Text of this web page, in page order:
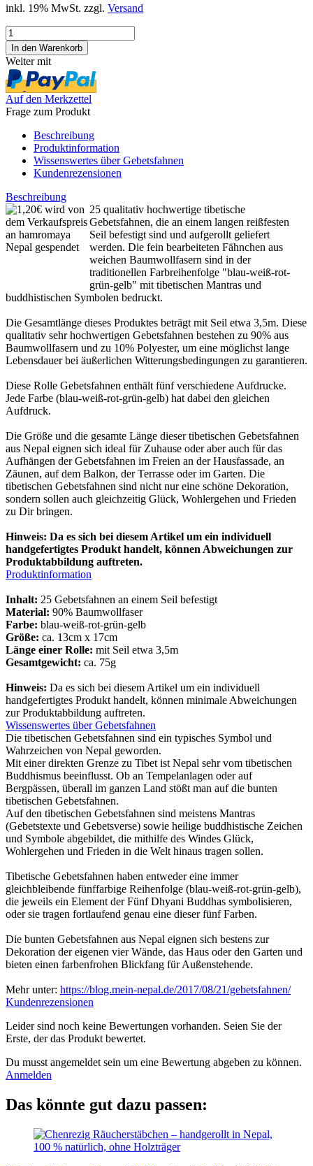
inkl. 19% MwSt. zzgl. Versand
Weiter mit
Auf den Merkzettel
Frage zum Produkt
Beschreibung
Produktinformation
Wissenswertes über Gebetsfahnen
Kundenrezensionen
Beschreibung
25 qualitativ hochwertige tibetische
Gebetsfahnen, die an einem langen reißfesten
Seil befestigt sind und aufgerollt geliefert
werden. Die fein bearbeiteten Fähnchen aus
weichen Baumwollfasern sind in der
traditionellen Farbreihenfolge "blau-weiß-rot-
grün-gelb" mit tibetischen Mantras und
buddhistischen Symbolen bedruckt.
Die Gesamtlänge dieses Produktes beträgt mit Seil etwa 3,5m. Diese
qualitativ sehr hochwertigen Gebetsfahnen bestehen zu 90% aus
Baumwollfasern und zu 10% Polyester, um eine möglichst lange
Lebensdauer bei äußerlichen Witterungsbedingungen zu garantieren.
Diese Rolle Gebetsfahnen enthält fünf verschiedene Aufdrucke.
Jede Farbe (blau-weiß-rot-grün-gelb) hat dabei den gleichen
Aufdruck.
Die Größe und die gesamte Länge dieser tibetischen Gebetsfahnen
aus Nepal eignen sich ideal für Zuhause oder aber auch für das
Aufhängen der Gebetsfahnen im Freien an der Hausfassade, an
Zäunen, auf dem Balkon, der Terrasse oder im Garten. Die
tibetischen Gebetsfahnen sind nicht nur eine schöne Dekoration,
sondern sollen auch gleichzeitig Glück, Wohlergehen und Frieden
zu Dir bringen.
Hinweis: Da es sich bei diesem Artikel um ein individuell
handgefertigtes Produkt handelt, können Abweichungen zur
Produktabbildung auftreten.
Produktinformation
Inhalt: 25 Gebetsfahnen an einem Seil befestigt
Material: 90% Baumwollfaser
Farbe: blau-weiß-rot-grün-gelb
Größe: ca. 13cm x 17cm
Länge einer Rolle: mit Seil etwa 3,5m
Gesamtgewicht: ca. 75g
Hinweis: Da es sich bei diesem Artikel um ein individuell
handgefertigtes Produkt handelt, können minimale Abweichungen
zur Produktabbildung auftreten.
Wissenswertes über Gebetsfahnen
Die tibetischen Gebetsfahnen sind ein typisches Symbol und
Wahrzeichen von Nepal geworden.
Mit einer direkten Grenze zu Tibet ist Nepal sehr vom tibetischen
Buddhismus beeinflusst. Ob an Tempelanlagen oder auf
Bergpässen, überall im ganzen Land stößt man auf die bunten
tibetischen Gebetsfahnen.
Auf den tibetischen Gebetsfahnen sind meistens Mantras
(Gebetstexte und Gebetsverse) sowie heilige buddhistische Zeichen
und Symbole abgebildet, die mithilfe des Windes Glück,
Wohlergehen und Frieden in die Welt hinaus tragen sollen.
Tibetische Gebetsfahnen haben entweder eine immer
gleichbleibende fünffarbige Reihenfolge (blau-weiß-rot-grün-gelb),
die jeweils ein Element der Fünf Dhyani Buddhas symbolisieren,
oder sie tragen fortlaufend genau eine dieser fünf Farben.
Die bunten Gebetsfahnen aus Nepal eignen sich bestens zur
Dekoration der eigenen vier Wände, das Haus oder den Garten und
bieten einen farbenfrohen Blickfang für Außenstehende.
Mehr unter: https://blog.mein-nepal.de/2017/08/21/gebetsfahnen/
Kundenrezensionen
Leider sind noch keine Bewertungen vorhanden. Seien Sie der
Erste, der das Produkt bewertet.
Du musst angemeldet sein um eine Bewertung abgeben zu können.
Anmelden
Das könnte gut dazu passen: